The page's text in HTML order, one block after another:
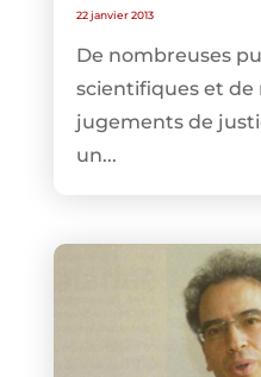
22 janvier 2013
De nombreuses
scientifiques et
jugements de
un...